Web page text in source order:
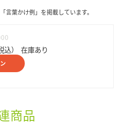
葉かけ例」を掲載しています。
込） 在庫あり
商品